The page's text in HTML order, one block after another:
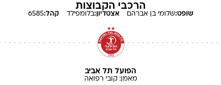
הרכבי הקבוצות
שופט:שלומי בן אברהם אצטדיון:בלומפילד קהל:6585
הפועל תל אביב
מאמן:קובי רפואה